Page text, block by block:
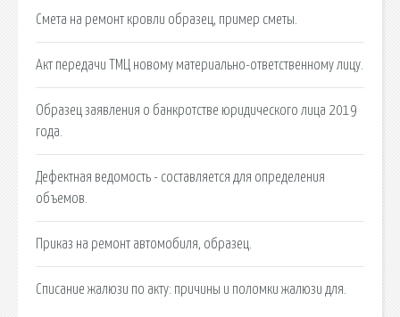
Смета на ремонт кровли образец, пример сметы.
Акт передачи ТМЦ новому материально-ответственному лицу.
Образец заявления о банкротстве юридического лица 2019
года.
Дефектная ведомость - составляется для определения
объемов.
Приказ на ремонт автомобиля, образец.
Списание жалюзи по акту: причины и поломки жалюзи для.